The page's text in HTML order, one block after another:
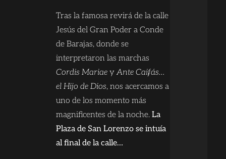
Tras la famosa revirá de la calle
Jesús del Gran Poder a Conde
de Barajas, donde se
interpretaron las marchas
Cordis Mariae yAnte Caifás…
el Hijo de Dios, nos acercamos a
uno de los momento más
magnificentes de la noche.La
Plaza de San Lorenzo se intuía
al final de la calle…